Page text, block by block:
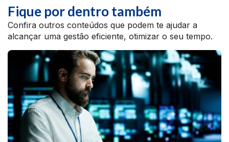
Fique por dentro também
Confira outros conteúdos que podem te ajudar a
alcançar uma gestão eficiente, otimizar o seu tempo.